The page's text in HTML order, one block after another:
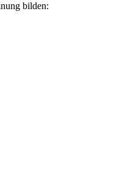
bilden: